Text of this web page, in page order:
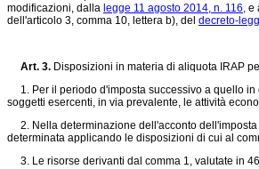
modificazioni, dalla legge 11 agosto 2014, n. 116, e
dell'articolo 3, comma 10, lettera b), del decreto-
Art. 3. Disposizioni in materia di aliquota IRAP
1. Per il periodo d'imposta successivo a quello in
soggetti esercenti, in via prevalente, le attività
2. Nella determinazione dell'acconto dell'imposta
determinata applicando le disposizioni di cui al
3. Le risorse derivanti dal comma 1, valutate in